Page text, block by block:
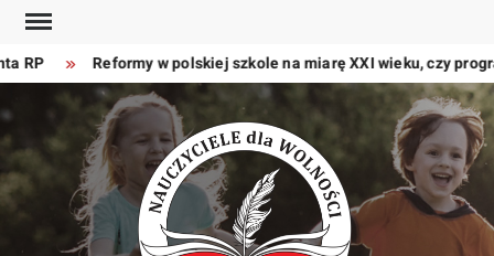
Skip
content
RP Reformy w polskiej szkole na miarę XXI wieku, czy